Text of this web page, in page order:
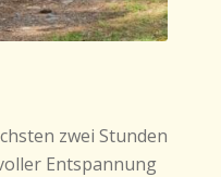
zwei Stunden
Entspannung